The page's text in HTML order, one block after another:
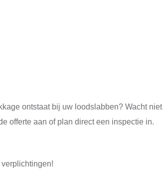
ontstaat bij uw loodslabben? Wacht niet
offerte aan of plan direct een inspectie in.